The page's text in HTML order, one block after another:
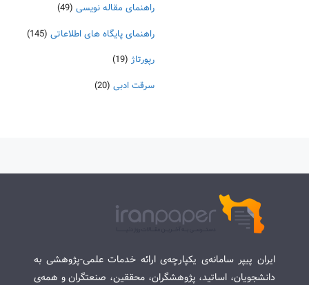
راهنمای مقاله نویسی (49)
راهنمای پایگاه های اطلاعاتی (145)
رپورتاژ (19)
سرقت ادبی (20)
ایران پیپر سامانه‌ی یکپارچه‌ی ارائه خدمات علمی-پژوهشی به
دانشجویان، اساتید، پژوهشگران، محققین، صنعتگران و همه‌ی